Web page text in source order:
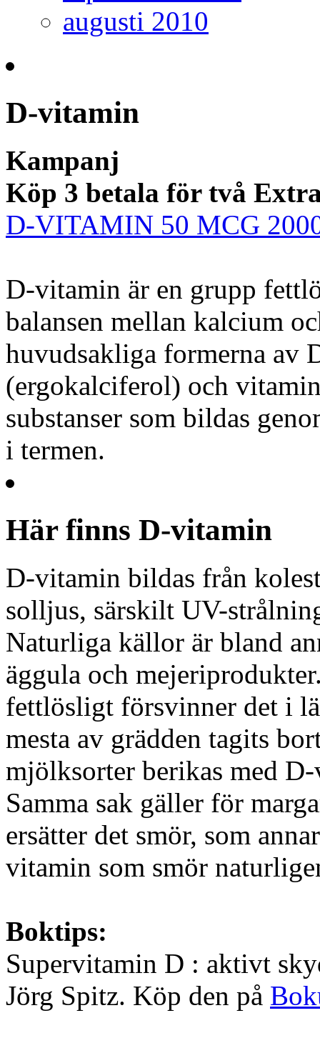
augusti 2010
D-vitamin
Kampanj
Köp 3 betala för två
D-VITAMIN 50 MCG
D-vitamin är en grupp
balansen mellan kalcium
huvudsakliga formerna av
(ergokalciferol) och
substanser som bildas
i termen.
Här finns D-vitamin
D-vitamin bildas från
solljus, särskilt UV-
Naturliga källor är bland
äggula och
fettlösligt försvinner det i
mesta av grädden tagits
mjölksorter berikas med
Samma sak gäller för
ersätter det smör, som
vitamin som smör
Boktips:
Supervitamin D : aktivt
Jörg Spitz. Köp den på